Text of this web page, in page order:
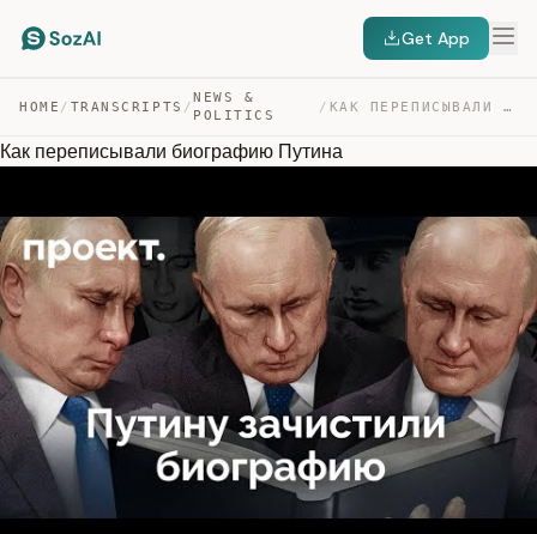
Get App
HOME / TRANSCRIPTS /
NEWS &
POLITICS
/ КАК ПЕРЕПИСЫВАЛИ БИОГРАФИЮ ПУТИНА — TRANSCRIPT
Как переписывали биографию Путина